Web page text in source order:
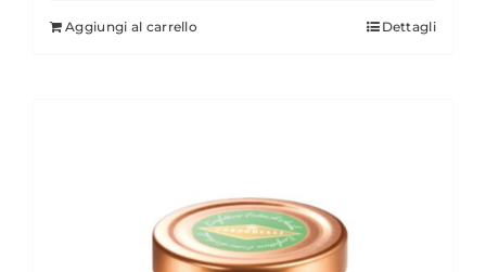
Aggiungi al carrello Dettagli